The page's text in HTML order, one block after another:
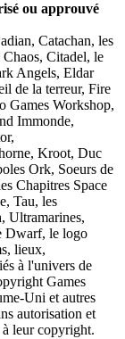
ou approuvé
Catachan, les
Citadel, le
Angels, Eldar
de la terreur, Fire
Games Workshop,
Immonde,
Kroot, Duc
Ork, Soeurs de
Chapitres Space
Tau, les
Ultramarines,
Dwarf, le logo
lieux,
à l'univers de
Games
Uni et autres
autorisation et
leur copyright.